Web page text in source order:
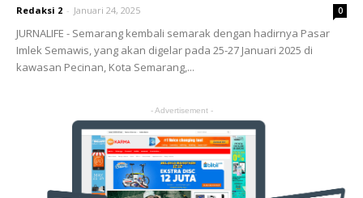
Redaksi 2 - Januari 24, 2025 0
JURNALIFE - Semarang kembali semarak dengan hadirnya Pasar
Imlek Semawis, yang akan digelar pada 25-27 Januari 2025 di
kawasan Pecinan, Kota Semarang,...
- Advertisement -